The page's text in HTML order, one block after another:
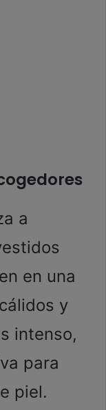
a
en una
y
intenso,
para
piel.